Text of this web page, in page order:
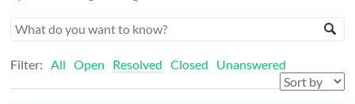
Filter: All Open Resolved Closed Unanswered